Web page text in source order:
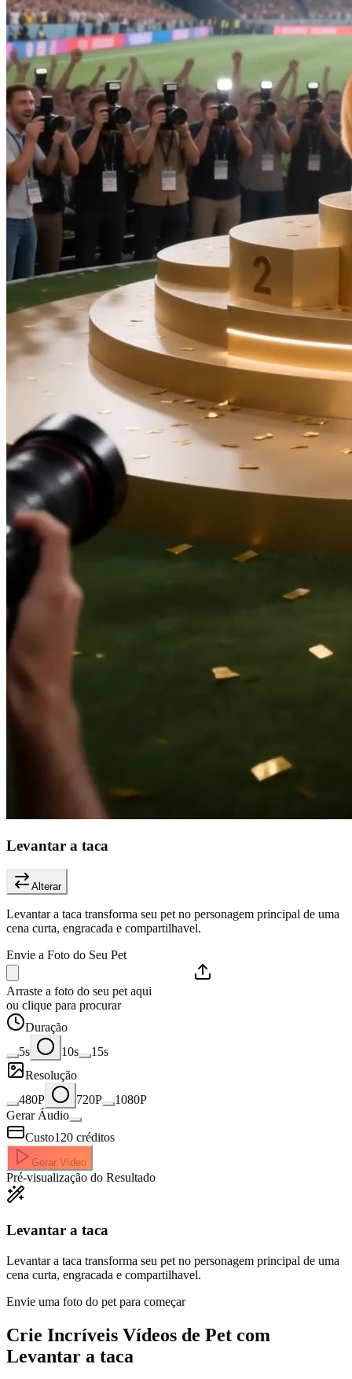
Levantar a taca
Alterar
Levantar a taca transforma seu pet no personagem principal de uma
cena curta, engracada e compartilhavel.
Envie a Foto do Seu Pet
Arraste a foto do seu pet aqui
ou clique para procurar
Duração
5s
10s
15s
Resolução
480P
720P
1080P
Gerar Áudio
Custo120 créditos
Gerar Vídeo
Pré-visualização do Resultado
Levantar a taca
Levantar a taca transforma seu pet no personagem principal de uma
cena curta, engracada e compartilhavel.
Envie uma foto do pet para começar
Crie Incríveis Vídeos de Pet com
Levantar a taca